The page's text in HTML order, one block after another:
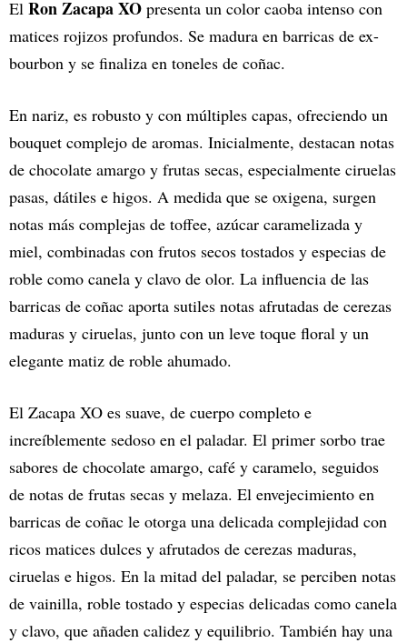
El Ron Zacapa XO presenta un color caoba intenso con
matices rojizos profundos. Se madura en barricas de ex-
bourbon y se finaliza en toneles de coñac.
En nariz, es robusto y con múltiples capas, ofreciendo un
bouquet complejo de aromas. Inicialmente, destacan notas
de chocolate amargo y frutas secas, especialmente ciruelas
pasas, dátiles e higos. A medida que se oxigena, surgen
notas más complejas de toffee, azúcar caramelizada y
miel, combinadas con frutos secos tostados y especias de
roble como canela y clavo de olor. La influencia de las
barricas de coñac aporta sutiles notas afrutadas de cerezas
maduras y ciruelas, junto con un leve toque floral y un
elegante matiz de roble ahumado.
El Zacapa XO es suave, de cuerpo completo e
increíblemente sedoso en el paladar. El primer sorbo trae
sabores de chocolate amargo, café y caramelo, seguidos
de notas de frutas secas y melaza. El envejecimiento en
barricas de coñac le otorga una delicada complejidad con
ricos matices dulces y afrutados de cerezas maduras,
ciruelas e higos. En la mitad del paladar, se perciben notas
de vainilla, roble tostado y especias delicadas como canela
y clavo, que añaden calidez y equilibrio. También hay una